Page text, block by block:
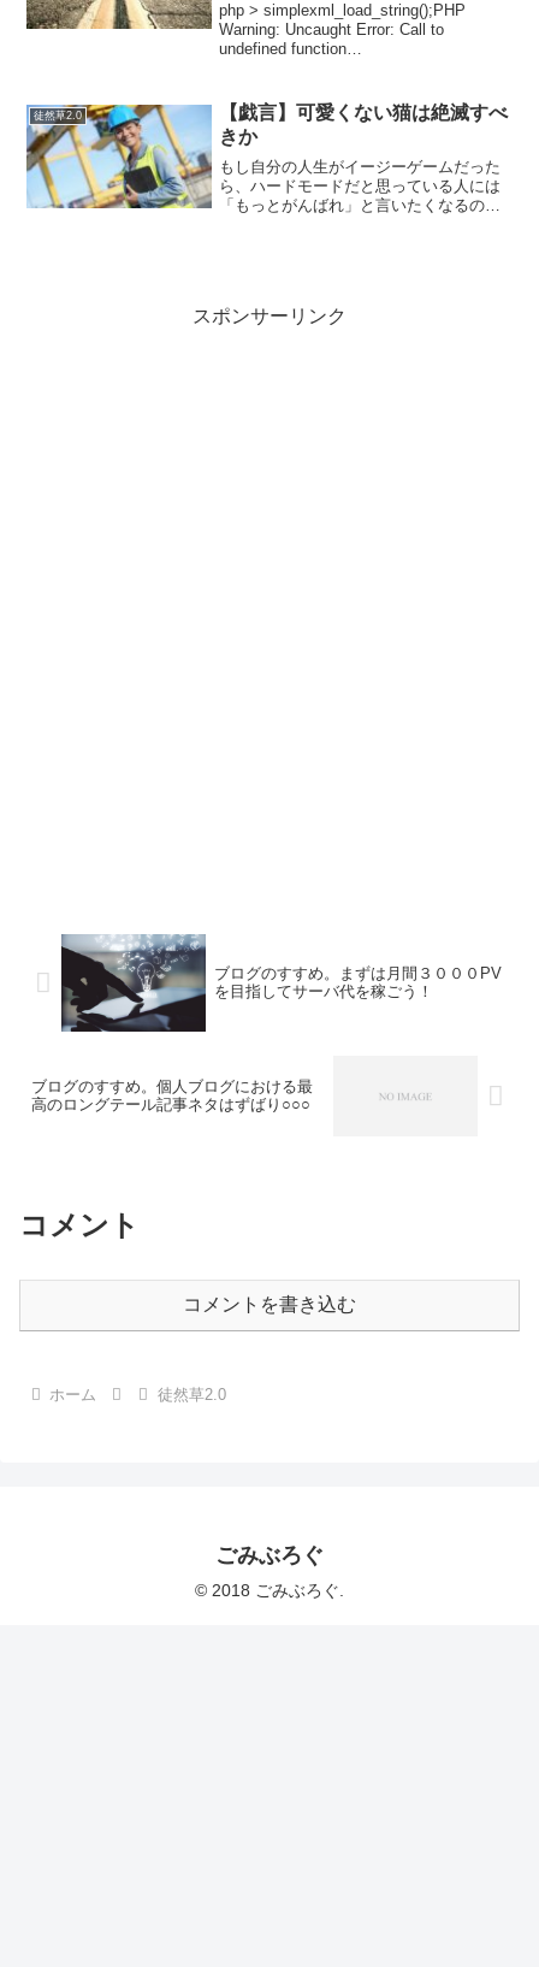
php > simplexml_load_string();PHP
Warning: Uncaught Error: Call to
undefined function
徒然草2.0
【戯言】可愛くない猫は絶滅すべ
きか
もし自分の人生がイージーゲームだった
ら、ハードモードだと思っている人には
「もっとがんばれ」と言いたくなるので
スポンサーリンク
ブログのすすめ。まずは月間３０００PV
を目指してサーバ代を稼ごう！
ブログのすすめ。個人ブログにおける最
高のロングテール記事ネタはずばり○○○
コメント
コメントを書き込む
ホーム 徒然草2.0
ごみぶろぐ
© 2018 ごみぶろぐ.